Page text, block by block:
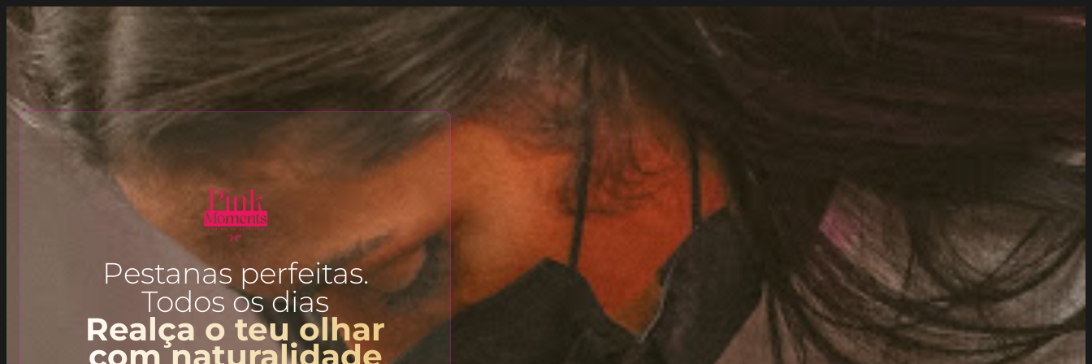
Pestanas perfeitas.
Todos os dias
Realça o teu olhar
com naturalidade